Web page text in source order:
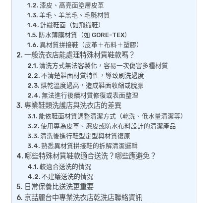
漆皮、高亮面塗層皮革
羊毛、羊羔毛、毛氈材質
針織鞋面（如飛織鞋）
防水薄膜材質（如 GORE-TEX）
異材質拼接鞋（皮革＋布料＋塑膠）
一般洗衣店能處理特殊材質鞋款嗎？
清洗方式無法客製化，容易一次傷害多種材質
不清楚鞋面材質特性，導致刷洗過度
烘乾溫度過高，造成鞋面收縮或脫膠
無法進行後續材質修復或表面整理
專業鞋類洗護店與洗衣店的差異
能依鞋面材質調整清潔方式（乾洗、低水量清潔等）
使用專為皮革、麂皮或防水布料設計的清潔產品
清洗後進行鞋型定型與材質復原
熟悉異材質拼接鞋的拆解清潔邏輯
哪些特殊材質鞋款適合送洗？哪些應避免？
較適合送洗的情況
不建議送洗的情況
日常保養比送洗更重要
京喆麗台中專業洗衣店乾洗店聯絡資訊